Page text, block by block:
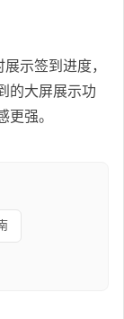
示签到进度，
的大屏展示功
更强。